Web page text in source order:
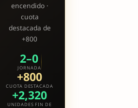
encendido ·
cuota
destacada de
+800
2–0
JORNADA
+800
CUOTA DESTACADA
+2,320
UNIDADES FIN DE